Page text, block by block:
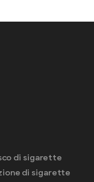
di sigarette
di sigarette